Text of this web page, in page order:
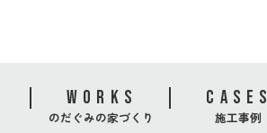
WORKS
のだぐみの家づくり
CASES
施工事例